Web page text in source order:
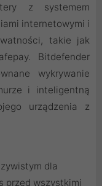
z systemem
internetowymi i
takie jak
Bitdefender
wykrywanie
i inteligentną
urządzenia z
dla
przed wszystkimi